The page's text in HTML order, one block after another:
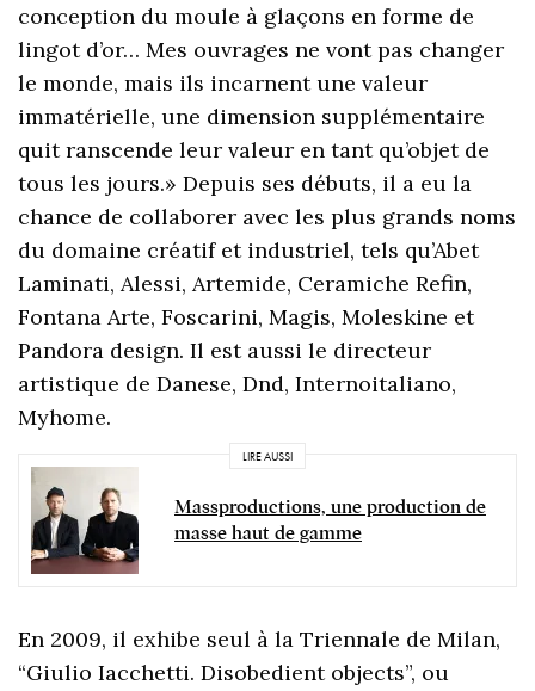
conception du moule à glaçons en forme de
lingot d’or… Mes ouvrages ne vont pas changer
le monde, mais ils incarnent une valeur
immatérielle, une dimension supplémentaire
quit ranscende leur valeur en tant qu’objet de
tous les jours.» Depuis ses débuts, il a eu la
chance de collaborer avec les plus grands noms
du domaine créatif et industriel, tels qu’Abet
Laminati, Alessi, Artemide, Ceramiche Refin,
Fontana Arte, Foscarini, Magis, Moleskine et
Pandora design. Il est aussi le directeur
artistique de Danese, Dnd, Internoitaliano,
Myhome.
LIRE AUSSI
Massproductions, une production de
masse haut de gamme
En 2009, il exhibe seul à la Triennale de Milan,
“Giulio Iacchetti. Disobedient objects”, ou